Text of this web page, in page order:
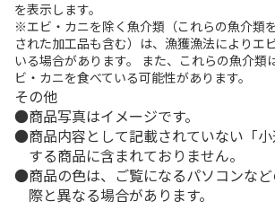
を表示します。
※エビ・カニを除く魚介類（これらの魚介類
された加工品も含む）は、漁獲漁法によりエ
いる場合があります。 また、これらの魚介類
ビ・カニを食べている可能性があります。
その他
商品写真はイメージです。
商品内容として記載されていない「
する商品に含まれておりません。
商品の色は、ご覧になるパソコンな
際と異なる場合があります。